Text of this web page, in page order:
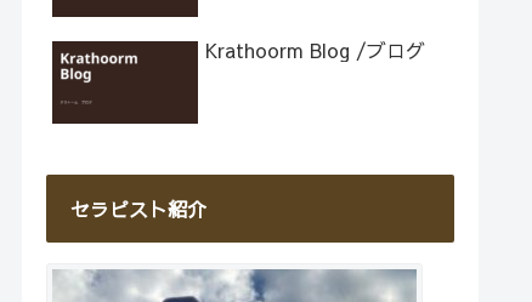
Krathoorm Blog /ブログ
セラピスト紹介